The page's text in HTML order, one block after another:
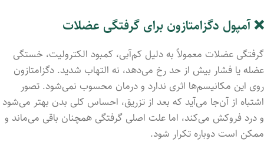
❌ آمپول دگزامتازون برای گرفتگی عضلات
گرفتگی عضلات معمولاً به دلیل کم‌آبی، کمبود الکترولیت، خستگی
عضله یا فشار بیش از حد رخ می‌دهد، نه التهاب شدید. دگزامتازون
روی این مکانیسم‌ها اثری ندارد و درمان محسوب نمی‌شود. تصور
اشتباه از آن‌جا می‌آید که بعد از تزریق، احساس کلی بدن بهتر می‌شود
و درد فروکش می‌کند، اما علت اصلی گرفتگی همچنان باقی می‌ماند و
ممکن است دوباره تکرار شود.